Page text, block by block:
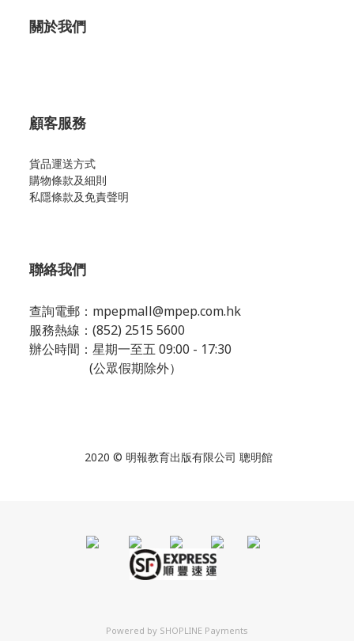
關於我們
顧客服務
貨品運送方式
購物條款及細則
私隱條款及免責聲明
聯絡我們
查詢電郵： mpepmall@mpep.com.hk
服務熱線：(852) 2515 5600
辦公時間：星期一至五 09:00 - 17:30
(公眾假期除外）
2020 © 明報教育出版有限公司 聰明館
Powered by SHOPLINE Payments